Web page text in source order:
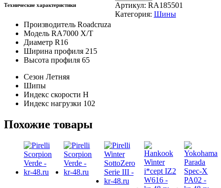
RA7000
X/T
Артикул: RA185501
Категория: Шины
Технические характеристики
Производитель Roadcruza
Модель RA7000 X/T
Диаметр R16
Ширина профиля 215
Высота профиля 65
Сезон Летняя
Шипы
Индекс скорости H
Индекс нагрузки 102
Похожие товары